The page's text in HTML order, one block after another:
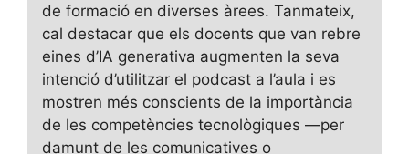
de formació en diverses àrees. Tanmateix,
cal destacar que els docents que van rebre
eines d’IA generativa augmenten la seva
intenció d’utilitzar el podcast a l’aula i es
mostren més conscients de la importància
de les competències tecnològiques —per
damunt de les comunicatives o